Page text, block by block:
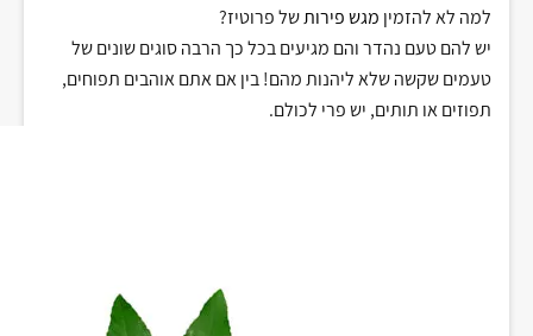
למה לא להזמין מגש פירותשל פרוטיז?
יש להם טעם נהדר והם מגיעים בכל כך הרבה סוגים שונים של
טעמים שקשה שלא ליהנות מהם! בין אם אתם אוהבים תפוחים,
תפוזים או תותים, יש פרי לכולם.